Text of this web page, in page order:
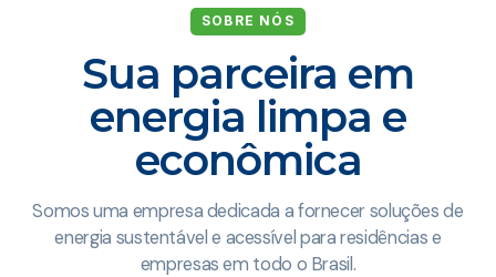
SOBRE NÓS
Sua parceira em
energia limpa e
econômica
Somos uma empresa dedicada a fornecer soluções de
energia sustentável e acessível para residências e
empresas em todo o Brasil.